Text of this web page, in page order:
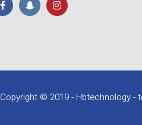
Copyright © 2019 - Hbtechnology -